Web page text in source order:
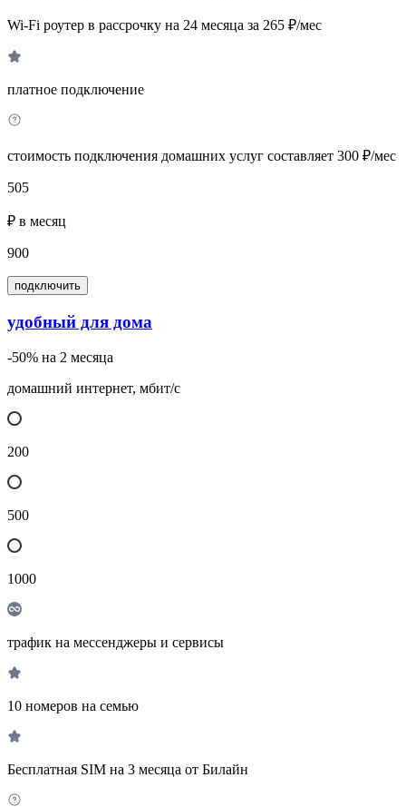
Wi-Fi роутер в рассрочку на 24 месяца за 265 ₽/мес
платное подключение
стоимость подключения домашних услуг составляет 300 ₽/мес
505
₽ в месяц
900
подключить
удобный для дома
-50% на 2 месяца
домашний интернет, мбит/с
200
500
1000
трафик на мессенджеры и сервисы
10 номеров на семью
Бесплатная SIM на 3 месяца от Билайн